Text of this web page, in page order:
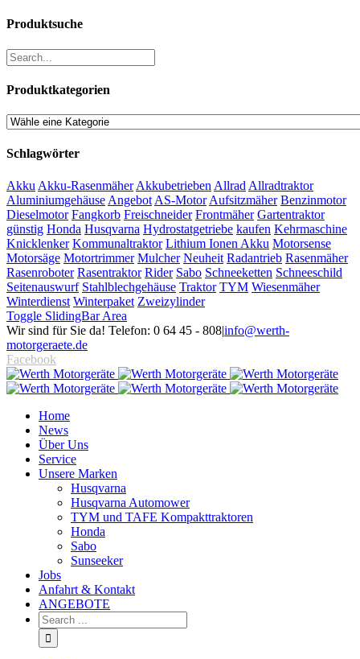
Produktsuche
Produktkategorien
Schlagwörter
Akku Akku-Rasenmäher Akkubetrieben Allrad Allradtraktor
Aluminiumgehäuse Angebot AS-Motor Aufsitzmäher Benzinmotor
Dieselmotor Fangkorb Freischneider Frontmäher Gartentraktor
günstig Honda Husqvarna Hydrostatgetriebe kaufen Kehrmaschine
Knicklenker Kommunaltraktor Lithium Ionen Akku Motorsense
Motorsäge Motortrimmer Mulcher Neuheit Radantrieb Rasenmäher
Rasenroboter Rasentraktor Rider Sabo Schneeketten Schneeschild
Seitenauswurf Stahlblechgehäuse Traktor TYM Wiesenmäher
Winterdienst Winterpaket Zweizylinder
Toggle SlidingBar Area
Wir sind für Sie da! Telefon: 0 64 45 - 808|info@werth-
motorgeraete.de
Facebook
Home
News
Über Uns
Service
Unsere Marken
Husqvarna
Husqvarna Automower
TYM und TAFE Kompakttraktoren
Honda
Sabo
Sunseeker
Jobs
Anfahrt & Kontakt
ANGEBOTE